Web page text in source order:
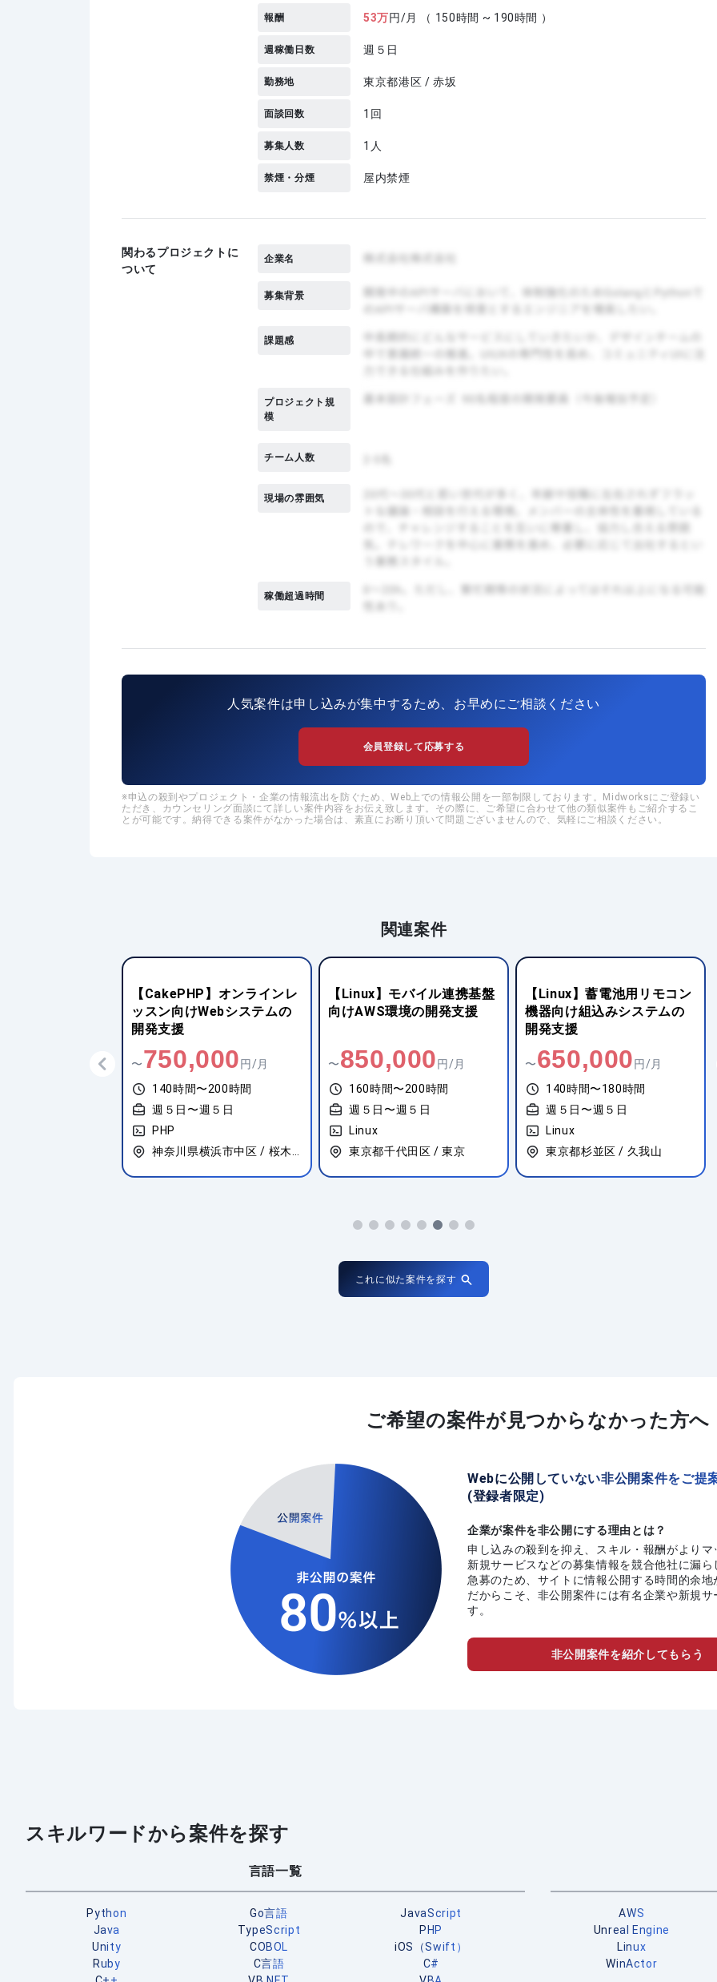
報酬 53万円/月 （ 150時間 ~ 190時間 ）
週稼働日数 週５日
勤務地 東京都港区 / 赤坂
面談回数 1回
募集人数 1人
禁煙・分煙 屋内禁煙
関わるプロジェクトに
ついて
企業名
募集背景
課題感
プロジェクト規
模
チーム人数
現場の雰囲気
稼働超過時間
人気案件は申し込みが集中するため、お早めにご相談ください
会員登録して応募する
申込の殺到やプロジェクト・企業の情報流出を防ぐため、Web上での情報公開を一部制限しております。Midworksにご登録い
ただき、カウンセリング面談にて詳しい案件内容をお伝え致します。その際に、ご希望に合わせて他の類似案件もご紹介するこ
とが可能です。納得できる案件がなかった場合は、素直にお断り頂いて問題ございませんので、気軽にご相談ください。
関連案件
【CakePHP】オンラインレ
ッスン向けWebシステムの
開発支援
〜750,000 円/月
140時間〜200時間
週５日〜週５日
PHP
【Linux】モバイル連携基盤
向けAWS環境の開発支援
〜850,000 円/月
160時間〜200時間
週５日〜週５日
Linux
東京都千代田区 / 東京
【Linux】蓄電池用リモコン
機器向け組込みシステムの
開発支援
〜650,000 円/月
140時間〜180時間
週５日〜週５日
Linux
東京都杉並区 / 久我山
これに似た案件を探す
ご希望の案件が見つからなかった方へ
Webに公開していない非公開案件をご提
(登録者限定)
企業が案件を非公開にする理由とは？
申し込みの殺到を抑え、スキル・報酬がより
新規サービスなどの募集情報を競合他社に漏ら
急募のため、サイトに情報公開する時間的余地
だからこそ、非公開案件には有名企業や新規サ
す。
非公開案件を紹介してもらう
スキルワードから案件を探す
言語一覧
Python Go言語
JavaScript
Java
TypeScript
PHP
Unity
COBOL
iOS（Swift）
Ruby
C言語
C#
AWS
Unreal Engine
Linux
WinActor